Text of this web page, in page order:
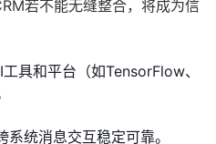
若不能无缝整合，将成为信
具和平台（如TensorFlow、
系统消息交互稳定可靠。